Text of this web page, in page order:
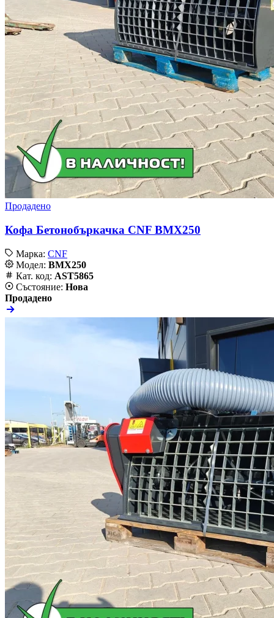
Продадено
Кофа Бетонобъркачка CNF BMX250
Марка: CNF
Модел: BMX250
Кат. код: AST5865
Състояние: Нова
Продадено